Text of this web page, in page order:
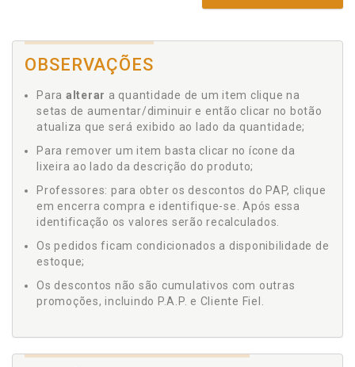
OBSERVAÇÕES
Para alterar a quantidade de um item clique na
setas de aumentar/diminuir e então clicar no botão
atualiza que será exibido ao lado da quantidade;
Para remover um item basta clicar no ícone da
lixeira ao lado da descrição do produto;
Professores: para obter os descontos do PAP, clique
em encerra compra e identifique-se. Após essa
identificação os valores serão recalculados.
Os pedidos ficam condicionados a disponibilidade de
estoque;
Os descontos não são cumulativos com outras
promoções, incluindo P.A.P. e Cliente Fiel.